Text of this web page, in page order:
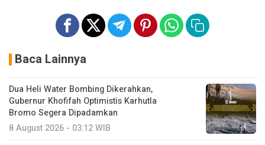
Baca Lainnya
Dua Heli Water Bombing Dikerahkan,
Gubernur Khofifah Optimistis Karhutla
Bromo Segera Dipadamkan
8 August 2026 - 03:12 WIB